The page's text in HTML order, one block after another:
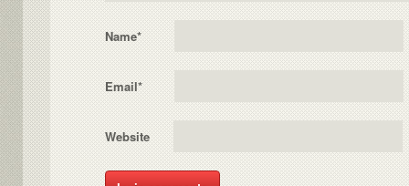
Name*
Email*
Website